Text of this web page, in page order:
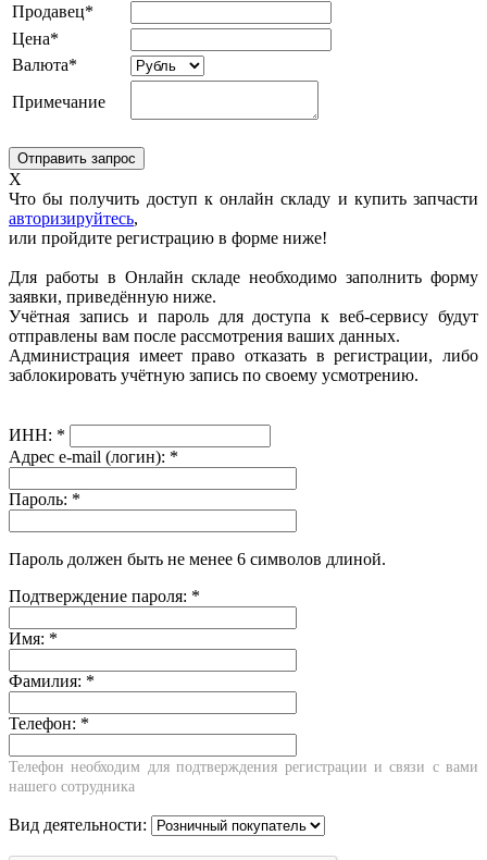
Продавец*
Цена*
Валюта*
Примечание
X
Что бы получить доступ к онлайн складу и купить запчасти
авторизируйтесь,
или пройдите регистрацию в форме ниже!
Для работы в Онлайн складе необходимо заполнить форму
заявки, приведённую ниже.
Учётная запись и пароль для доступа к веб-сервису будут
отправлены вам после рассмотрения ваших данных.
Администрация имеет право отказать в регистрации, либо
заблокировать учётную запись по своему усмотрению.
ИНН: *
Адрес e-mail (логин): *
Пароль: *
Пароль должен быть не менее 6 символов длиной.
Подтверждение пароля: *
Имя: *
Фамилия: *
Телефон: *
Телефон необходим для подтверждения регистрации и связи с вами
нашего сотрудника
Вид деятельности: